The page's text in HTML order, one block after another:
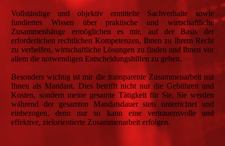
Vollständige und objektiv ermittelte Sachverhalte sowie
fundiertes Wissen über praktische und wirtschaftliche
Zusammenhänge ermöglichen es mir, auf der Basis der
erforderlichen rechtlichen Kompetenzen, Ihnen zu Ihrem Recht
zu verhelfen, wirtschaftliche Lösungen zu finden und Ihnen vor
allem die notwendigen Entscheidungshilfen zu geben.
Besonders wichtig ist mir die transparente Zusammenarbeit mit
Ihnen als Mandant. Dies betrifft nicht nur die Gebühren und
Kosten, sondern meine gesamte Tätigkeit für Sie. Sie werden
während der gesamten Mandatsdauer stets unterrichtet und
einbezogen, denn nur so kann eine vertrauensvolle und
effektive, zielorientierte Zusammenarbeit erfolgen.